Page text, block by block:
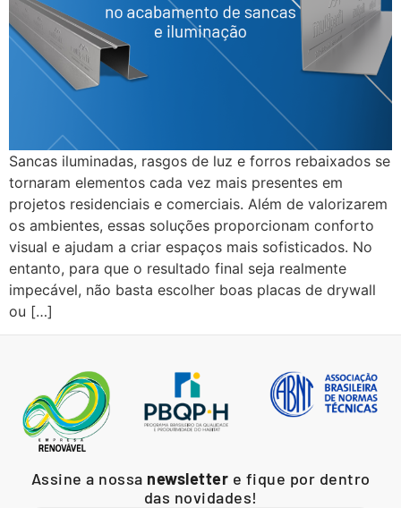
Sancas iluminadas, rasgos de luz e forros rebaixados se
tornaram elementos cada vez mais presentes em
projetos residenciais e comerciais. Além de valorizarem
os ambientes, essas soluções proporcionam conforto
visual e ajudam a criar espaços mais sofisticados. No
entanto, para que o resultado final seja realmente
impecável, não basta escolher boas placas de drywall
ou […]
Assine a nossa newsletter e fique por dentro
das novidades!